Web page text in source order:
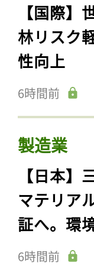
【国際
林リスク
性向上
6時間前
製造業
【日本
マテリア
証へ。環
6時間前